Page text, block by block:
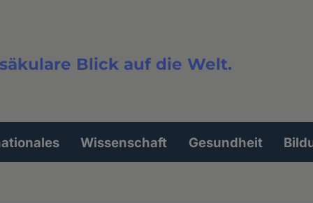
Blick auf die Welt.
Wissenschaft Gesundheit